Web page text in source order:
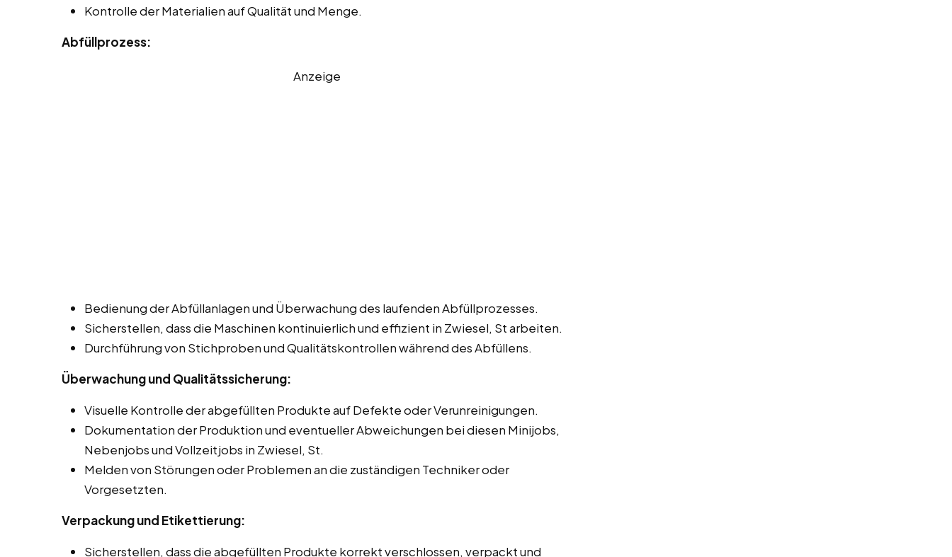
Kontrolle der Materialien auf Qualität und Menge.
Abfüllprozess:
Anzeige
Bedienung der Abfüllanlagen und Überwachung des laufenden Abfüllprozesses.
Sicherstellen, dass die Maschinen kontinuierlich und effizient in Zwiesel, St arbeiten.
Durchführung von Stichproben und Qualitätskontrollen während des Abfüllens.
Überwachung und Qualitätssicherung:
Visuelle Kontrolle der abgefüllten Produkte auf Defekte oder Verunreinigungen.
Dokumentation der Produktion und eventueller Abweichungen bei diesen Minijobs,
Nebenjobs und Vollzeitjobs in Zwiesel, St.
Melden von Störungen oder Problemen an die zuständigen Techniker oder
Vorgesetzten.
Verpackung und Etikettierung:
Sicherstellen, dass die abgefüllten Produkte korrekt verschlossen, verpackt und